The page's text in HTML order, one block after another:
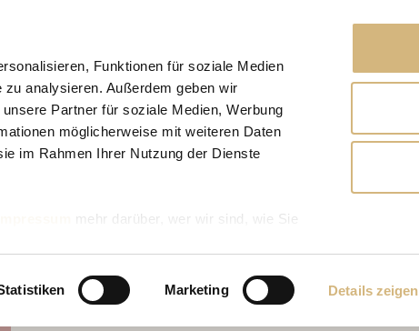
Funktionen für soziale Medien
analysieren. Außerdem geben wir
Partner für soziale Medien, Werbung
möglicherweise mit weiteren Daten
im Rahmen Ihrer Nutzung der Dienste
mehr darüber, wer wir sind, wie Sie
Marketing Details zeigen